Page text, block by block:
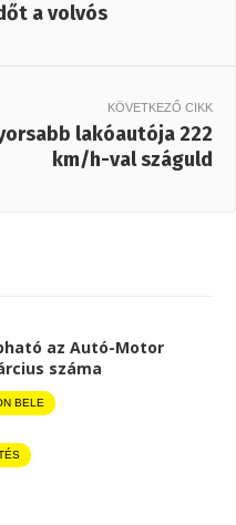
a volvós
KÖVETKEZŐ CIKK
lakóautója 222
km/h-val száguld
az Autó-Motor
száma
BELE